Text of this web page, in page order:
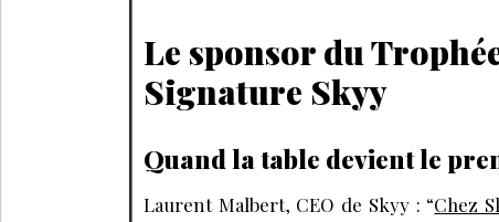
Le sponsor du
Signature Skyy
Quand la table devient le
Laurent Malbert, CEO de Skyy : “Chez